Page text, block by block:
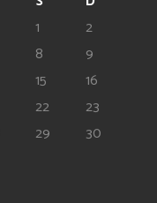
1
2
8
9
15
16
22
23
29
30